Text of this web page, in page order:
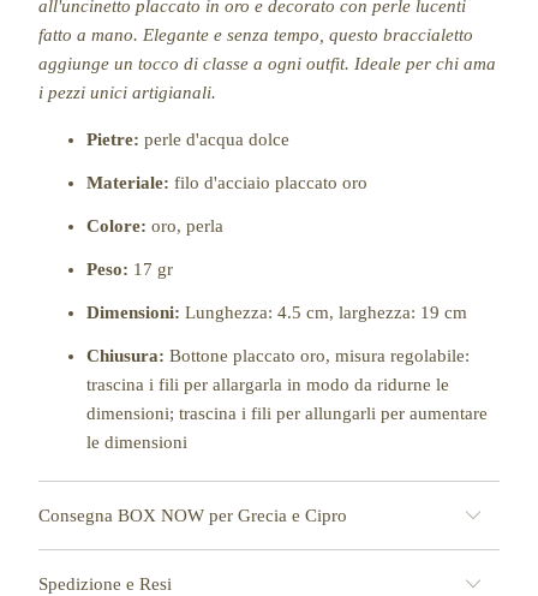
all'uncinetto placcato in oro e decorato con perle lucenti
fatto a mano. Elegante e senza tempo, questo braccialetto
aggiunge un tocco di classe a ogni outfit. Ideale per chi ama
i pezzi unici artigianali.
Pietre: perle d'acqua dolce
Materiale: filo d'acciaio placcato oro
Colore: oro, perla
Peso: 17 gr
Dimensioni: Lunghezza: 4.5 cm, larghezza: 19 cm
Chiusura: Bottone placcato oro, misura regolabile:
trascina i fili per allargarla in modo da ridurne le
dimensioni; trascina i fili per allungarli per aumentare
le dimensioni
Consegna BOX NOW per Grecia e Cipro
Spedizione e Resi